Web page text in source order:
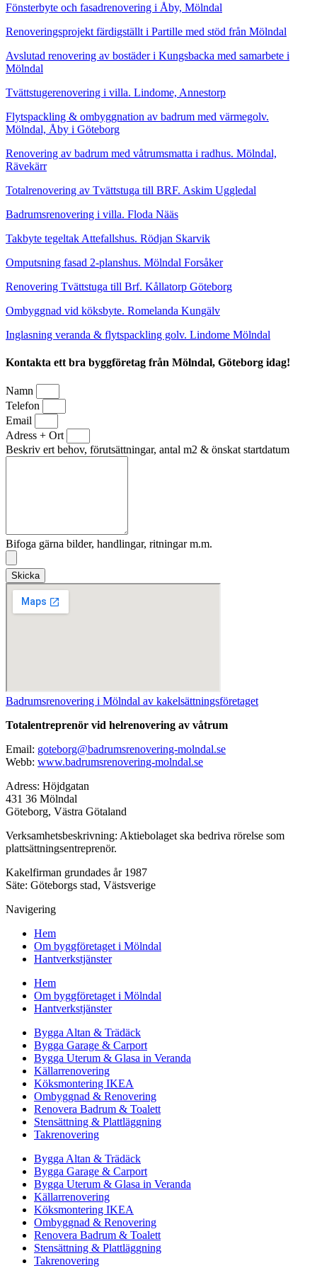
Fönsterbyte och fasadrenovering i Åby, Mölndal
Renoveringsprojekt färdigställt i Partille med stöd från Mölndal
Avslutad renovering av bostäder i Kungsbacka med samarbete i
Mölndal
Tvättstugerenovering i villa. Lindome, Annestorp
Flytspackling & ombyggnation av badrum med värmegolv.
Mölndal, Åby i Göteborg
Renovering av badrum med våtrumsmatta i radhus. Mölndal,
Rävekärr
Totalrenovering av Tvättstuga till BRF. Askim Uggledal
Badrumsrenovering i villa. Floda Nääs
Takbyte tegeltak Attefallshus. Rödjan Skarvik
Omputsning fasad 2-planshus. Mölndal Forsåker
Renovering Tvättstuga till Brf. Kållatorp Göteborg
Ombyggnad vid köksbyte. Romelanda Kungälv
Inglasning veranda & flytspackling golv. Lindome Mölndal
Kontakta ett bra byggföretag från Mölndal, Göteborg idag!
Namn
Telefon
Email
Adress + Ort
Beskriv ert behov, förutsättningar, antal m2 & önskat startdatum
Bifoga gärna bilder, handlingar, ritningar m.m.
Skicka
Badrumsrenovering i Mölndal av kakelsättningsföretaget
Totalentreprenör vid helrenovering av våtrum
Email: goteborg@badrumsrenovering-molndal.se
Webb: www.badrumsrenovering-molndal.se
Adress: Höjdgatan
431 36 Mölndal
Göteborg, Västra Götaland
Verksamhetsbeskrivning: Aktiebolaget ska bedriva rörelse som
plattsättningsentreprenör.
Kakelfirman grundades år 1987
Säte: Göteborgs stad, Västsverige
Navigering
Hem
Om byggföretaget i Mölndal
Hantverkstjänster
Hem
Om byggföretaget i Mölndal
Hantverkstjänster
Bygga Altan & Trädäck
Bygga Garage & Carport
Bygga Uterum & Glasa in Veranda
Källarrenovering
Köksmontering IKEA
Ombyggnad & Renovering
Renovera Badrum & Toalett
Stensättning & Plattläggning
Takrenovering
Bygga Altan & Trädäck
Bygga Garage & Carport
Bygga Uterum & Glasa in Veranda
Källarrenovering
Köksmontering IKEA
Ombyggnad & Renovering
Renovera Badrum & Toalett
Stensättning & Plattläggning
Takrenovering